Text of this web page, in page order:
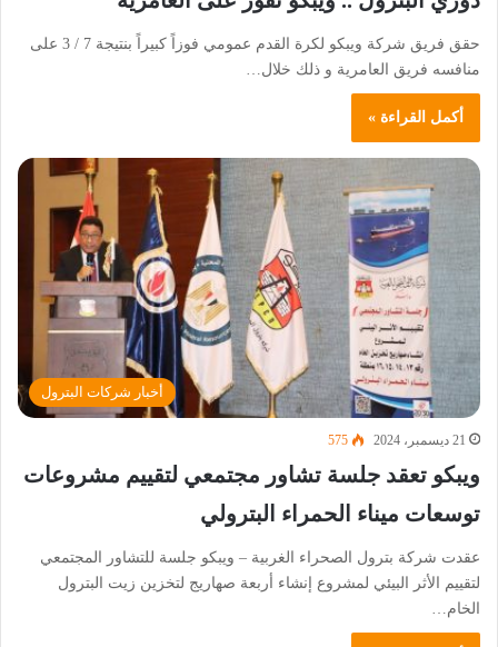
حقق فريق شركة ويبكو لكرة القدم عمومي فوزاً كبيراً بنتيجة 7 / 3 على
منافسه فريق العامرية و ذلك خلال…
أكمل القراءة »
أخبار شركات البترول
21 ديسمبر، 2024 575
ويبكو تعقد جلسة تشاور مجتمعي لتقييم مشروعات
توسعات ميناء الحمراء البترولي
عقدت شركة بترول الصحراء الغربية – ويبكو جلسة للتشاور المجتمعي
لتقييم الأثر البيئي لمشروع إنشاء أربعة صهاريج لتخزين زيت البترول
الخام…